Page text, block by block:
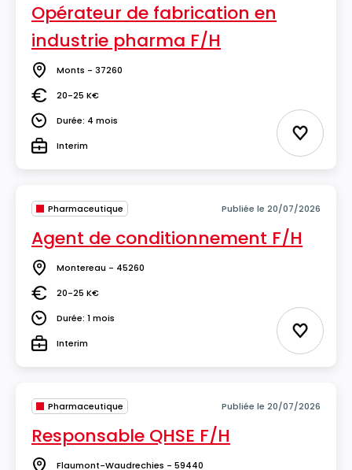
Opérateur de fabrication en
industrie pharma F/H
Lieu Monts - 37260
Salaire20-25 K€
DuréeDurée: 4 mois
TypeInterim Ajouter
Pharmaceutique Publiée le 20/07/2026
Agent de conditionnement F/H
Lieu Montereau - 45260
Salaire20-25 K€
DuréeDurée: 1 mois
TypeInterim Ajouter
Pharmaceutique Publiée le 20/07/2026
Responsable QHSE F/H
Flaumont-Waudrechies - 59440